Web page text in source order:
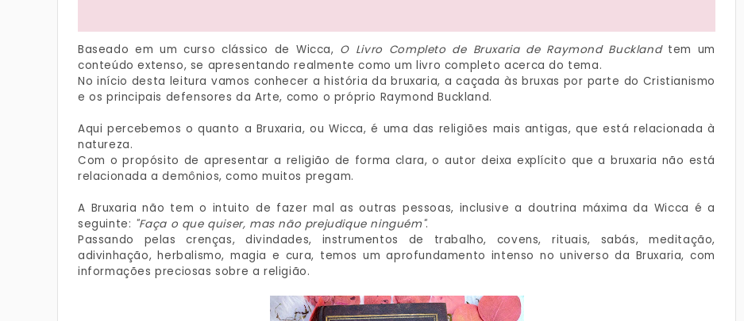
Baseado em um curso clássico de Wicca, O Livro Completo de Bruxaria de Raymond Bucklandtem um
conteúdo extenso, se apresentando realmente como um livro completo acerca do tema.
No início desta leitura vamos conhecer a história da bruxaria, a caçada às bruxas por parte do Cristianismo
e os principais defensores da Arte, como o próprio Raymond Buckland.
Aqui percebemos o quanto a Bruxaria, ou Wicca, é uma das religiões mais antigas, que está relacionada à
natureza.
Com o propósito de apresentar a religião de forma clara, o autor deixa explícito que a bruxaria não está
relacionada a demônios, como muitos pregam.
A Bruxaria não tem o intuito de fazer mal as outras pessoas, inclusive a doutrina máxima da Wicca é a
seguinte: "Faça o que quiser, mas não prejudique ninguém".
Passando pelas crenças, divindades, instrumentos de trabalho, covens, rituais, sabás, meditação,
adivinhação, herbalismo, magia e cura, temos um aprofundamento intenso no universo da Bruxaria, com
informações preciosas sobre a religião.